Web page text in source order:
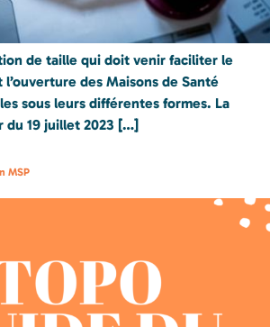
de taille qui doit venir faciliter le
des Maisons de Santé
sous leurs différentes formes. La
du 19 juillet 2023 […]
MSP